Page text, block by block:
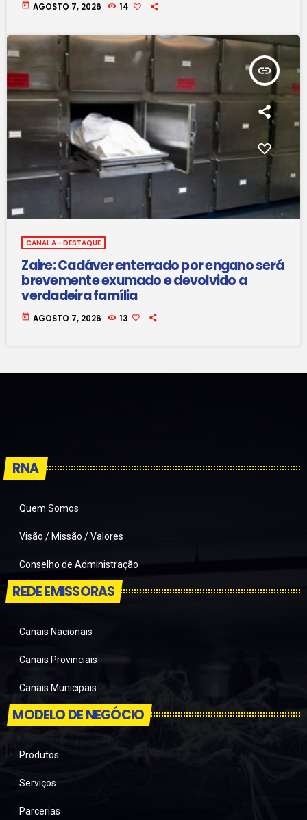
today AGOSTO 7, 2026 14
insert_link
CANAL A - DESTAQUE
Zaire: Cadáver enterrado por engano será
brevemente exumado e devolvido a
verdadeira família
today AGOSTO 7, 2026 13
RNA
Quem Somos
Visão / Missão / Valores
Conselho de Administração
REDE EMISSORAS
Canais Nacionais
Canais Provinciais
Canais Municipais
MODELO DE NEGÓCIO
Produtos
Serviços
Parcerias